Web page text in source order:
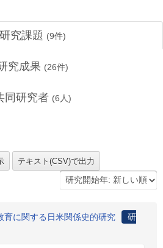
研究課題 (9件)
究成果 (26件)
同研究者 (6 人)
育に関する日米関係史的研究
研